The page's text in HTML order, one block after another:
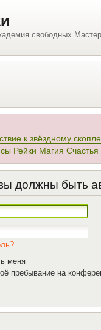
свободных
к звёздному
Рейки Магия
должны быть
меня
пребывание на